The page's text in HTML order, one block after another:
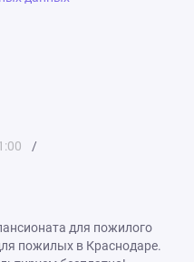
/
для пожилого
пожилых в Краснодаре.